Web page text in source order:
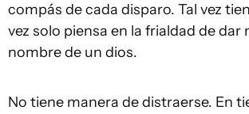
compás de cada disparo. Tal vez
vez solo piensa en la frialdad de dar
nombre de un dios.
No tiene manera de distraerse. En